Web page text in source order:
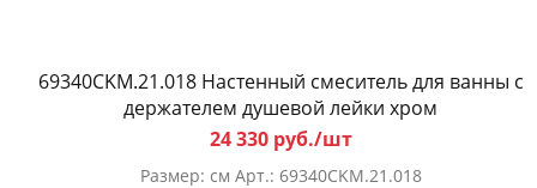
69340CKM.21.018 Настенный смеситель для ванны с
держателем душевой лейки хром
24 330 руб./шт
Размер: см Арт.: 69340CKM.21.018